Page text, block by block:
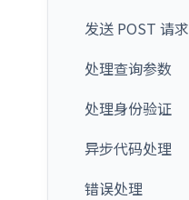
发送 POST 请求
处理查询参数
处理身份验证
异步代码处理
错误处理